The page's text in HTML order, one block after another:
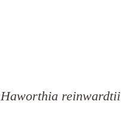
Haworthia reinwardtii